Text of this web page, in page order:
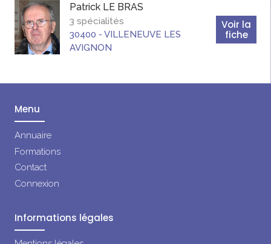
Patrick LE BRAS
3 spécialités
30400 - VILLENEUVE LES
AVIGNON
Voir la
fiche
Menu
Annuaire
Formations
Contact
Connexion
Informations légales